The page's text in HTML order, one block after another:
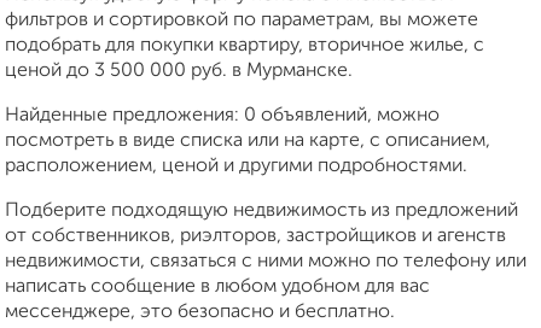
фильтров и сортировкой по параметрам, вы можете
подобрать для покупки квартиру, вторичное жилье, c
ценой до 3 500 000 руб. в Мурманске.
Найденные предложения: 0 объявлений, можно
посмотреть в виде списка или на карте, с описанием,
расположением, ценой и другими подробностями.
Подберите подходящую недвижимость из предложений
от собственников, риэлторов, застройщиков и агенств
недвижимости, связаться с ними можно по телефону или
написать сообщение в любом удобном для вас
мессенджере, это безопасно и бесплатно.